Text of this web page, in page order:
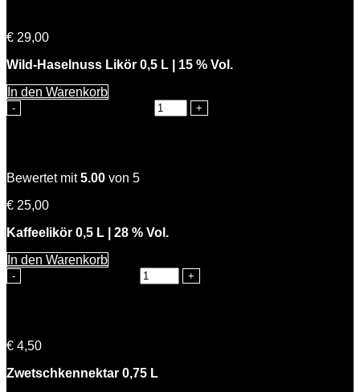
€ 29,00
Wild-Haselnuss Likör 0,5 L | 15 % Vol.
In den Warenkorb
Bewertet mit5.00 von 5
€ 25,00
Kaffeelikör 0,5 L | 28 % Vol.
In den Warenkorb
€ 4,50
Zwetschkennektar 0,75 L